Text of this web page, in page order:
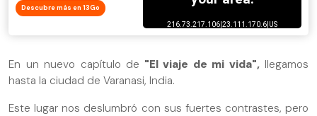
Descubre más en 13Go
En un nuevo capítulo de "El viaje de mi vida",llegamos
hasta la ciudad de Varanasi, India.
Este lugar nos deslumbró con sus fuertes contrastes, pero